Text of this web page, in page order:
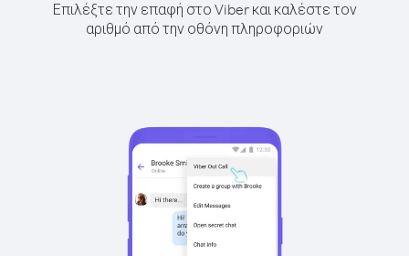
Επιλέξτε την επαφή στο Viber και καλέστε τον
αριθμό από την οθόνη πληροφοριών